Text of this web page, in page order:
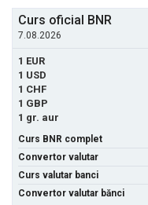
Curs oficial BNR
7.08.2026
1 EUR
1 USD
1 CHF
1 GBP
1 gr. aur
Curs BNR complet
Convertor valutar
Curs valutar banci
Convertor valutar bănci